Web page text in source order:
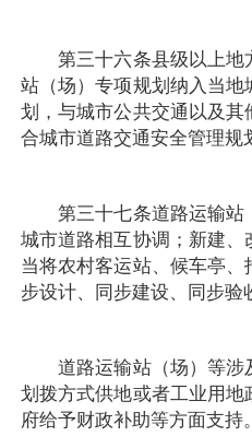
第三十六条县级以上地
站（场）专项规划纳入当
划，与城市公共交通以及
合城市道路交通安全管理规
第三十七条道路运输站
城市道路相互协调；新建
当将农村客运站、候车亭、
步设计、同步建设、同步验
道路运输站（场）等涉
划拨方式供地或者工业用
府给予财政补助等方面支持。